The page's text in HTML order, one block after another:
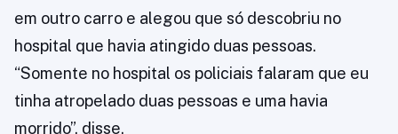
em outro carro e alegou que só descobriu no
hospital que havia atingido duas pessoas.
“Somente no hospital os policiais falaram que eu
tinha atropelado duas pessoas e uma havia
morrido”, disse.